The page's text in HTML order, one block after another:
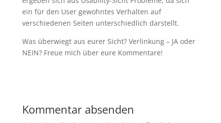
ein für den User gewohntes Verhalten auf
verschiedenen Seiten unterschiedlich darstellt.
Was überwiegt aus eurer Sicht? Verlinkung – JA oder
NEIN? Freue mich über eure Kommentare!
Kommentar absenden